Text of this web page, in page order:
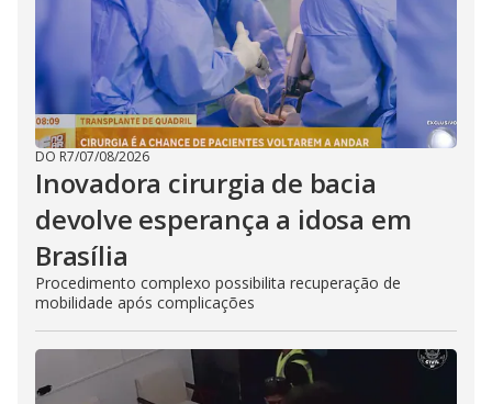
DO R7/07/08/2026
Inovadora cirurgia de bacia
devolve esperança a idosa em
Brasília
Procedimento complexo possibilita recuperação de
mobilidade após complicações